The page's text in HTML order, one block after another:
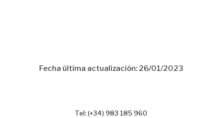
Fecha última actualización: 26/01/2023
Tel: (+34) 983 185 960